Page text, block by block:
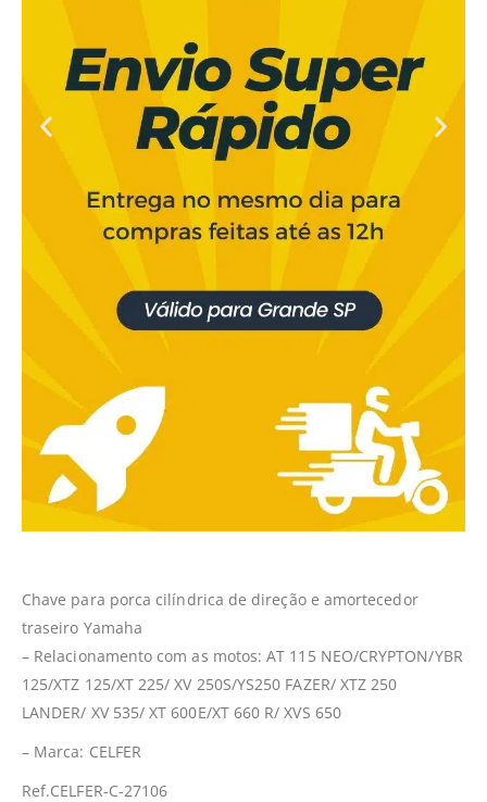
Chave para porca cilíndrica de direção e amortecedor
traseiro Yamaha
– Relacionamento com as motos: AT 115 NEO/CRYPTON/YBR
125/XTZ 125/XT 225/ XV 250S/YS250 FAZER/ XTZ 250
LANDER/ XV 535/ XT 600E/XT 660 R/ XVS 650
– Marca: CELFER
Ref.CELFER-C-27106